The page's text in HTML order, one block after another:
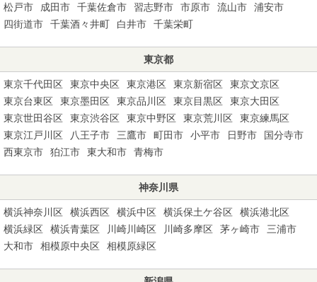
松戸市
成田市 千葉佐倉市 習志野市 市原市 流山市
浦安市
四街道市
千葉酒々井町 白井市 千葉栄町
東京都
東京千代田区 東京中央区 東京港区 東京新宿区
東京文京区
東京台東区
東京墨田区 東京品川区 東京目黒区
東京大田区
東京世田谷区
東京渋谷区 東京中野区 東京荒川区
東京練馬区
東京江戸川区
八王子市 三鷹市 町田市 小平市 日野市
国分寺市
西東京市
狛江市 東大和市 青梅市
神奈川県
横浜神奈川区 横浜西区 横浜中区 横浜保土ケ谷区
横浜港北区
横浜緑区
横浜青葉区 川崎川崎区 川崎多摩区 茅ヶ崎市
三浦市
大和市
相模原中央区 相模原緑区